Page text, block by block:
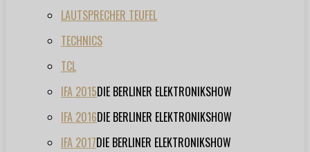
LAUTSPRECHER TEUFEL
TECHNICS
TCL
IFA 2015DIE BERLINER ELEKTRONIKSHOW
IFA 2016DIE BERLINER ELEKTRONIKSHOW
IFA 2017DIE BERLINER ELEKTRONIKSHOW